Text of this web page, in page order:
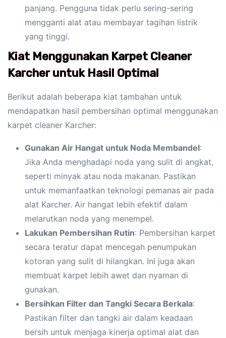
panjang. Pengguna tidak perlu sering-sering
mengganti alat atau membayar tagihan listrik
yang tinggi.
Kiat Menggunakan Karpet Cleaner
Karcher untuk Hasil Optimal
Berikut adalah beberapa kiat tambahan untuk
mendapatkan hasil pembersihan optimal menggunakan
karpet cleaner Karcher:
Gunakan Air Hangat untuk Noda Membandel:
Jika Anda menghadapi noda yang sulit di angkat,
seperti minyak atau noda makanan. Pastikan
untuk memanfaatkan teknologi pemanas air pada
alat Karcher. Air hangat lebih efektif dalam
melarutkan noda yang menempel.
Lakukan Pembersihan Rutin: Pembersihan karpet
secara teratur dapat mencegah penumpukan
kotoran yang sulit di hilangkan. Ini juga akan
membuat karpet lebih awet dan nyaman di
gunakan.
Bersihkan Filter dan Tangki Secara Berkala:
Pastikan filter dan tangki air dalam keadaan
bersih untuk menjaga kinerja optimal alat dan